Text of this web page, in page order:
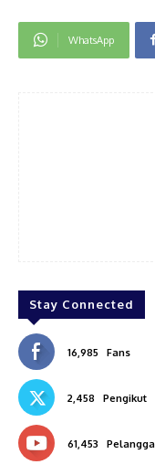
WhatsApp
Stay Connected
16,985 Fans
2,458 Pengikut
61,453